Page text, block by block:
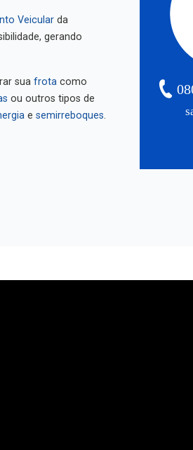
Veicular
da
gerando
sua frota
ou outros tipos de
semirreboques